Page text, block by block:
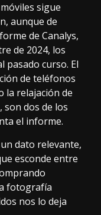
sigue
aunque de
de Canalys,
de 2024, los
pasado curso. El
de teléfonos
la relajación de
son dos de los
el informe.
dato relevante,
esconde entre
fotografía
nos lo deja